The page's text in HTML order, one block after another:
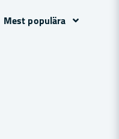
Mest populära